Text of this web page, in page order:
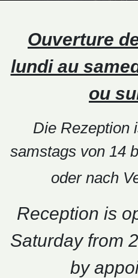
Ouverture
lundi au
ou
Die Rezeption
samstags von 14
oder nach
Reception is
Saturday from
by